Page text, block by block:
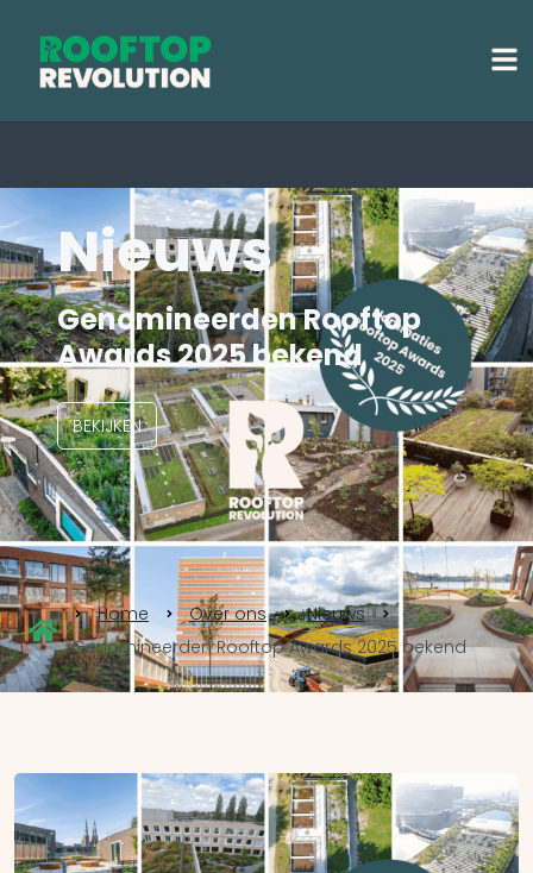
Nieuws
Genomineerden Rooftop
Awards 2025 bekend
BEKIJKEN
Home Over ons
Nieuws
Genomineerden Rooftop Awards 2025 bekend